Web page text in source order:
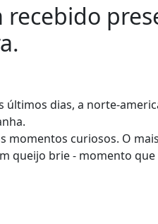
dias, a norte-
curiosos. O
queijo brie - momento